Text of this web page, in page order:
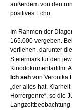
außerdem von den
positives Echo.
Im Rahmen der
165.000 vergeben.
verliehen, darunter
Steiermark für den
Kinodokumentarfilm.
Ich seh von Veronika
„der alles hat,
Horrorgenre“, so die
Langzeitbeobachtung